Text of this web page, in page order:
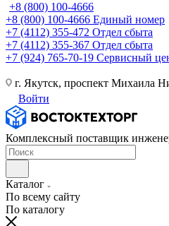
+8 (800) 100-4666
+8 (800) 100-4666 Единый номер
+7 (4112) 355-472 Отдел сбыта
+7 (4112) 355-367 Отдел сбыта
+7 (924) 765-70-19 Сервисный
г. Якутск, проспект Михаила
Войти
Комплексный поставщик
Каталог
По всему сайту
По каталогу